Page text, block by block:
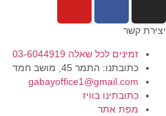
קשר
זמינים לכל שאלה 03-6044919
כתובתנו: התמר 45, מושב חמד​
gabayoffice1@gmail.com
כתובתינו בוויז
מפת אתר